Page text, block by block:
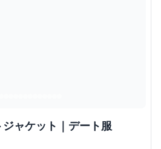
ャケット｜デート服